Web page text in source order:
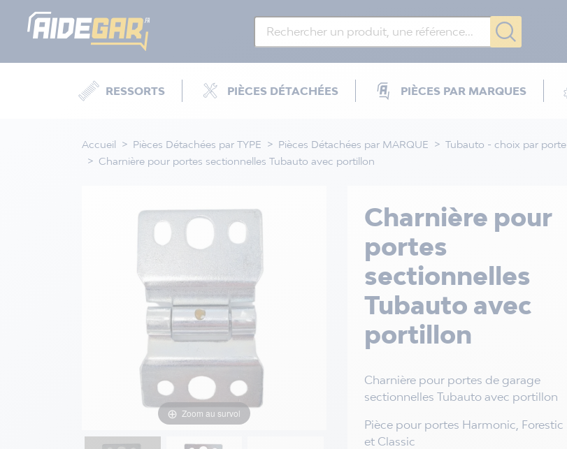
RESSORTS PIÈCES DÉTACHÉES PIÈCES PAR MARQUES
Accueil Pièces Détachées par TYPE Pièces Détachées par MARQUE Tubauto - choix par porte
Charnière pour portes sectionnelles Tubauto avec portillon
Zoom au survol
Charnière pour
portes
sectionnelles
Tubauto avec
portillon
Charnière pour portes de garage
sectionnelles Tubauto avec portillon
Pièce pour portes Harmonic, Forestic
et Classic